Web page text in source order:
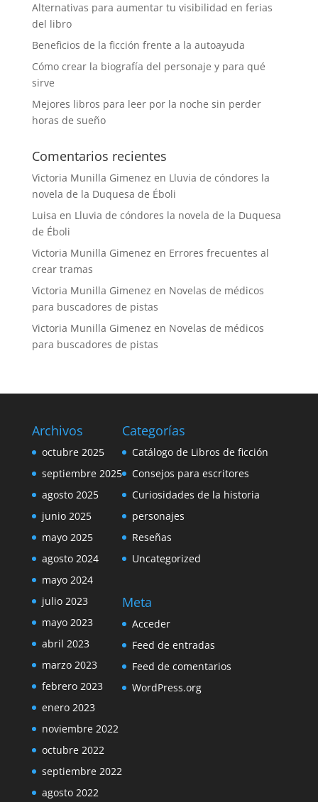
Alternativas para aumentar tu visibilidad en ferias
del libro
Beneficios de la ficción frente a la autoayuda
Cómo crear la biografía del personaje y para qué
sirve
Mejores libros para leer por la noche sin perder
horas de sueño
Comentarios recientes
Victoria Munilla Gimenez en Lluvia de cóndores la
novela de la Duquesa de Éboli
Luisa en Lluvia de cóndores la novela de la Duquesa
de Éboli
Victoria Munilla Gimenez en Errores frecuentes al
crear tramas
Victoria Munilla Gimenez en Novelas de médicos
para buscadores de pistas
Victoria Munilla Gimenez en Novelas de médicos
para buscadores de pistas
Archivos
octubre 2025
septiembre 2025
agosto 2025
junio 2025
mayo 2025
agosto 2024
mayo 2024
julio 2023
mayo 2023
abril 2023
marzo 2023
febrero 2023
enero 2023
noviembre 2022
octubre 2022
septiembre 2022
agosto 2022
Categorías
Catálogo de Libros de ficción
Consejos para escritores
Curiosidades de la historia
personajes
Reseñas
Uncategorized
Meta
Acceder
Feed de entradas
Feed de comentarios
WordPress.org